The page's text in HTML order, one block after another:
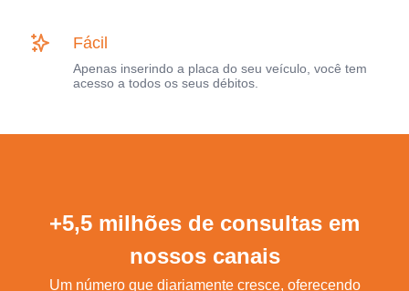
Fácil
Apenas inserindo a placa do seu veículo, você tem
acesso a todos os seus débitos.
+5,5 milhões de consultas em
nossos canais
Um número que diariamente cresce, oferecendo